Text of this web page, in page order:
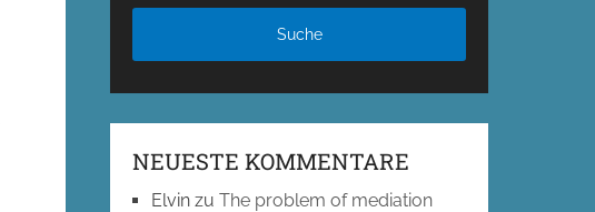
NEUESTE KOMMENTARE
Elvin zuThe problem of mediation